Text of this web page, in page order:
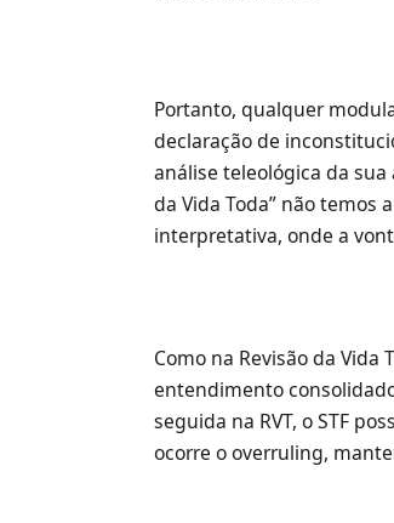
Portanto, qualquer
declaração de
análise teleológica da sua
da Vida Toda” não
interpretativa, onde a
Como na Revisão da
entendimento
seguida na RVT, o STF
ocorre o overruling,